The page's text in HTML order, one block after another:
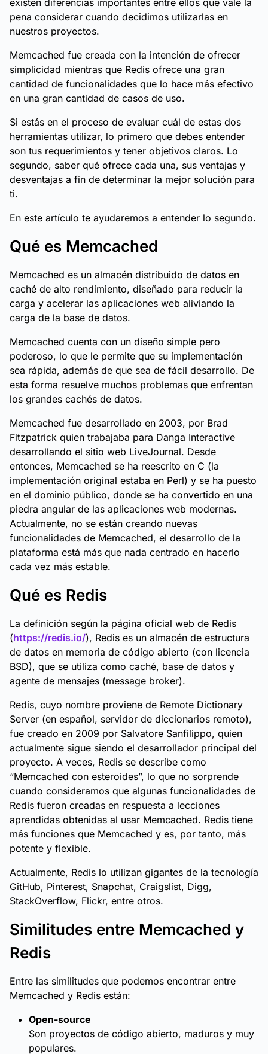
existen diferencias importantes entre ellos que vale la
pena considerar cuando decidimos utilizarlas en
nuestros proyectos.
Memcached fue creada con la intención de ofrecer
simplicidad mientras que Redis ofrece una gran
cantidad de funcionalidades que lo hace más efectivo
en una gran cantidad de casos de uso.
Si estás en el proceso de evaluar cuál de estas dos
herramientas utilizar, lo primero que debes entender
son tus requerimientos y tener objetivos claros. Lo
segundo, saber qué ofrece cada una, sus ventajas y
desventajas a fin de determinar la mejor solución para
ti.
En este artículo te ayudaremos a entender lo segundo.
Qué es Memcached
Memcached es un almacén distribuido de datos en
caché de alto rendimiento, diseñado para reducir la
carga y acelerar las aplicaciones web aliviando la
carga de la base de datos.
Memcached cuenta con un diseño simple pero
poderoso, lo que le permite que su implementación
sea rápida, además de que sea de fácil desarrollo. De
esta forma resuelve muchos problemas que enfrentan
los grandes cachés de datos.
Memcached fue desarrollado en 2003, por Brad
Fitzpatrick quien trabajaba para Danga Interactive
desarrollando el sitio web LiveJournal. Desde
entonces, Memcached se ha reescrito en C (la
implementación original estaba en Perl) y se ha puesto
en el dominio público, donde se ha convertido en una
piedra angular de las aplicaciones web modernas.
Actualmente, no se están creando nuevas
funcionalidades de Memcached, el desarrollo de la
plataforma está más que nada centrado en hacerlo
cada vez más estable.
Qué es Redis
La definición según la página oficial web de Redis
(https://redis.io/), Redis es un almacén de estructura
de datos en memoria de código abierto (con licencia
BSD), que se utiliza como caché, base de datos y
agente de mensajes (message broker).
Redis, cuyo nombre proviene de Remote Dictionary
Server (en español, servidor de diccionarios remoto),
fue creado en 2009 por Salvatore Sanfilippo, quien
actualmente sigue siendo el desarrollador principal del
proyecto. A veces, Redis se describe como
“Memcached con esteroides”, lo que no sorprende
cuando consideramos que algunas funcionalidades de
Redis fueron creadas en respuesta a lecciones
aprendidas obtenidas al usar Memcached. Redis tiene
más funciones que Memcached y es, por tanto, más
potente y flexible.
Actualmente, Redis lo utilizan gigantes de la tecnología
GitHub, Pinterest, Snapchat, Craigslist, Digg,
StackOverflow, Flickr, entre otros.
Similitudes entre Memcached y
Redis
Entre las similitudes que podemos encontrar entre
Memcached y Redis están:
Open-source
Son proyectos de código abierto, maduros y muy
populares.